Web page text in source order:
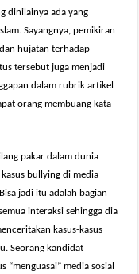
dinilainya ada yang
Sayangnya, pemikiran
hujatan terhadap
tersebut juga menjadi
dalam rubrik artikel
orang membuang kata-
pakar dalam dunia
bullying di media
jadi itu adalah bagian
interaksi sehingga dia
kasus-kasus
Seorang kandidat
media sosial